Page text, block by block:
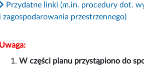
Przydatne linki (m.in. procedury dot.
i zagospodarowania przestrzennego)
Uwaga:
W części planu przystąpiono do